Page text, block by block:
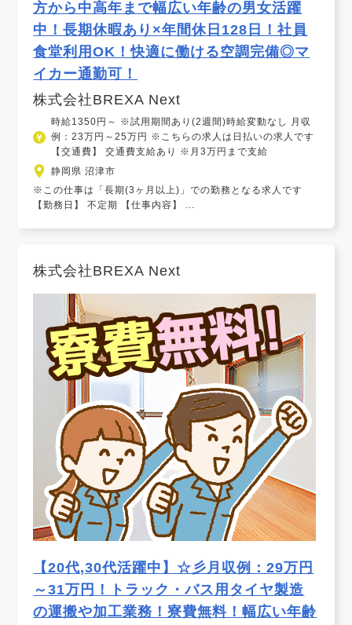
方から中高年まで幅広い年齢の男女活躍
中！長期休暇あり×年間休日128日！社員
食堂利用OK！快適に働ける空調完備◎マ
イカー通勤可！
株式会社BREXA Next
時給1350円～ ※試用期間あり(2週間)時給変動なし 月収
例：23万円～25万円 ※こちらの求人は日払いの求人です
【交通費】 交通費支給あり ※月3万円まで支給
静岡県 沼津市
※この仕事は「長期(3ヶ月以上)」での勤務となる求人です
【勤務日】 不定期 【仕事内容】 ...
株式会社BREXA Next
【20代,30代活躍中】☆彡月収例：29万円
～31万円！トラック・バス用タイヤ製造
の運搬や加工業務！寮費無料！幅広い年齢